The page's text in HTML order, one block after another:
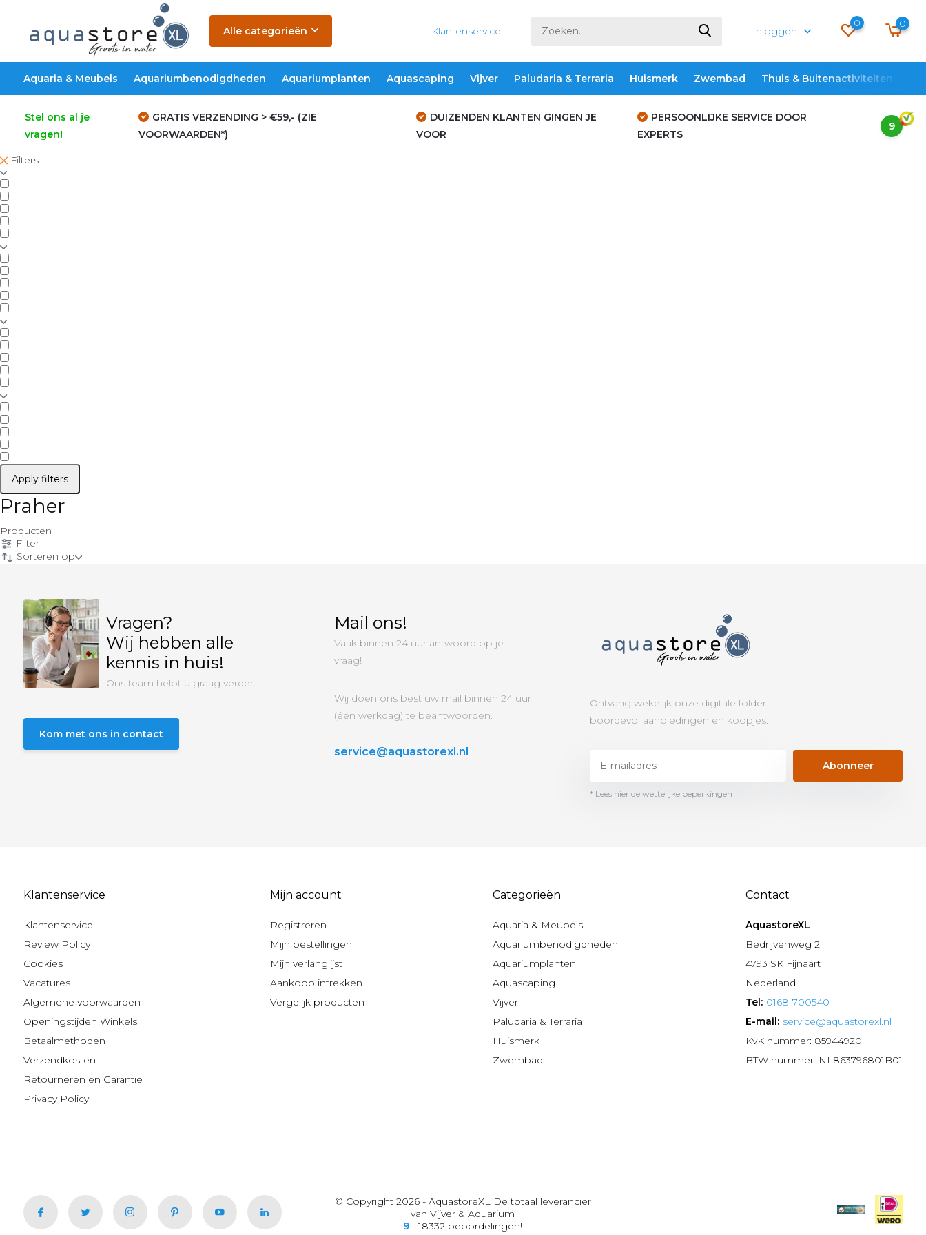
Alle categorieën Klantenservice Inloggen
0 0
Aquaria & Meubels Aquariumbenodigdheden Aquariumplanten Aquascaping Vijver Paludaria & Terraria Huismerk Zwembad Thuis & Buitenactiviteiten
Stel ons al je
vragen!
GRATIS VERZENDING > €59,- (ZIE
VOORWAARDEN*)
DUIZENDEN KLANTEN GINGEN JE
VOOR
PERSOONLIJKE SERVICE DOOR
EXPERTS
9
Filters
Apply filters
Praher
Producten
Filter
Sorteren op
Vragen?
Wij hebben alle
kennis in huis!
Ons team helpt u graag verder...
Kom met ons in contact
Mail ons!
Vaak binnen 24 uur antwoord op je
vraag!
Wij doen ons best uw mail binnen 24 uur
(één werkdag) te beantwoorden.
service@aquastorexl.nl
Ontvang wekelijk onze digitale folder
boordevol aanbiedingen en koopjes.
Abonneer
* Lees hier de wettelijke beperkingen
Klantenservice
Klantenservice
Review Policy
Cookies
Vacatures
Algemene voorwaarden
Openingstijden Winkels
Betaalmethoden
Verzendkosten
Retourneren en Garantie
Privacy Policy
Mijn account
Registreren
Mijn bestellingen
Mijn verlanglijst
Aankoop intrekken
Vergelijk producten
Categorieën
Aquaria & Meubels
Aquariumbenodigdheden
Aquariumplanten
Aquascaping
Vijver
Paludaria & Terraria
Huismerk
Zwembad
Contact
AquastoreXL
Bedrijvenweg 2
4793 SK Fijnaart
Nederland
Tel: 0168-700540
E-mail: service@aquastorexl.nl
KvK nummer: 85944920
BTW nummer: NL863796801B01
© Copyright 2026 - AquastoreXL De totaal leverancier
van Vijver & Aquarium
9 - 18332 beoordelingen!